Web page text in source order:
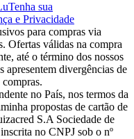
Tenha sua
e Privacidade
para compras via
Ofertas válidas na compra
até o término dos nossos
apresentem divergências de
no País, nos termos da
propostas de cartão de
S.A Sociedade de
no CNPJ sob o nº